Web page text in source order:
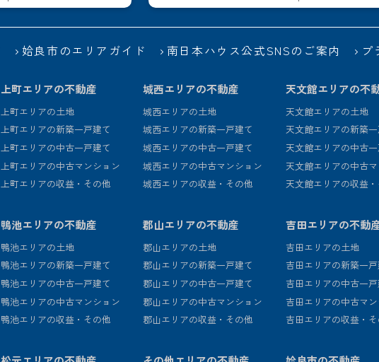
姶良市のエリアガイド 南日本ハウス公式SNSのご案内 プ
上町エリアの不動産
上町エリアの土地
上町エリアの新築一戸建て
上町エリアの中古一戸建て
上町エリアの中古マンション
上町エリアの収益・その他
城西エリアの不動産
城西エリアの土地
城西エリアの新築一戸建て
城西エリアの中古一戸建て
城西エリアの中古マンション
城西エリアの収益・その他
天文館エリアの不
天文館エリアの土地
天文館エリアの新築
天文館エリアの中古
天文館エリアの中古
天文館エリアの収益
鴨池エリアの不動産
鴨池エリアの土地
鴨池エリアの新築一戸建て
鴨池エリアの中古一戸建て
鴨池エリアの中古マンション
鴨池エリアの収益・その他
郡山エリアの不動産
郡山エリアの土地
郡山エリアの新築一戸建て
郡山エリアの中古一戸建て
郡山エリアの中古マンション
郡山エリアの収益・その他
吉田エリアの不動
吉田エリアの土地
吉田エリアの新築一戸
吉田エリアの中古一戸
吉田エリアの中古マ
吉田エリアの収益・